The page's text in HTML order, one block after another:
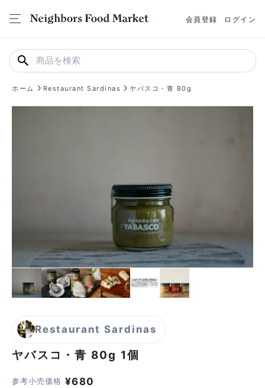
会員登録 ログイン
ホーム Restaurant Sardinas ヤバスコ・青 80g
Restaurant Sardinas
ヤバスコ・青 80g 1個
参考小売価格 ¥680